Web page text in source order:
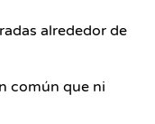
alrededor de
común que ni